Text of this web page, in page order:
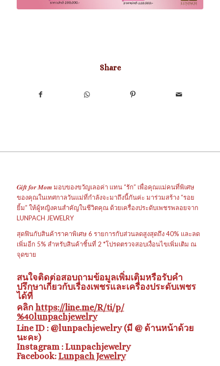
Share
𝑮𝒊𝒇𝒕 𝒇𝒐𝒓 𝑴𝒐𝒎 มอบของขวัญเลอค่า แทน “รัก” เพื่อคุณแม่คนที่พิเศษ
ของคุณในเทศกาลวันแม่ที่กำลังจะมาถึงนี้กันค่ะ มาร่วมสร้าง “รอย
ยิ้ม” ให้ผู้หญิงคนสำคัญในชีวิตคุณ ด้วยเครื่องประดับเพชรพลอยจาก
LUNPACH JEWELRY
สุดฟินกับสินค้าราคาพิเศษ 6 รายการกับส่วนลดสูงสุดถึง 40% และลด
เพิ่มอีก 5% สำหรับสินค้าชิ้นที่ 2 *โปรดตรวจสอบเงื่อนไขเพิ่มเติม ณ
จุดขาย
สนใจติดต่อสอบถามข้อมูลเพิ่มเติมหรือรับคำ
ปรึกษาเกี่ยวกับเรื่องเพชรและเครื่องประดับเพชร
ได้ที่
คลิก https://line.me/R/ti/p/
%40lunpachjewelry
Line ID : @lunpachjewelry (มี @ ด้านหน้าด้วย
นะคะ)
Instagram : Lunpachjewelry
Facebook: Lunpach Jewelry